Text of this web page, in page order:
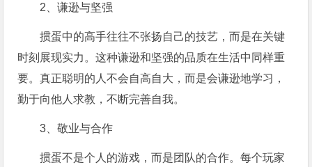
2、谦逊与坚强
掼蛋中的高手往往不张扬自己的技艺，而是在关键
时刻展现实力。这种谦逊和坚强的品质在生活中同样重
要。真正聪明的人不会自高自大，而是会谦逊地学习，
勤于向他人求教，不断完善自我。
3、敬业与合作
掼蛋不是个人的游戏，而是团队的合作。每个玩家